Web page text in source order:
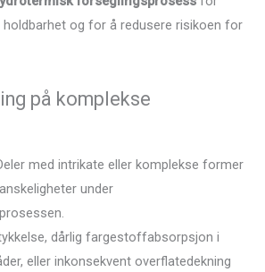
holdbarhet og for å redusere risikoen for
på komplekse
med intrikate eller komplekse former
under
dårlig fargestoffabsorpsjon i
eller inkonsekvent overflatedekning